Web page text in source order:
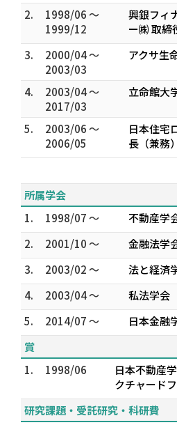
2.
1998/06 ～
1999/12
興銀フィ
ー㈱ 取締
3.
2000/04 ～
2003/03
アクサ生
4.
2003/04 ～
2017/03
立命館大
5.
2003/06 ～
2006/05
日本住宅
長（兼務）
所属学会
1.
1998/07 ～
不動産学
2.
2001/10 ～
金融法学
3.
2003/02 ～
法と経済
4.
2003/04 ～
私法学会
5.
2014/07 ～
日本金融
賞
1.
1998/06
日本不動産
クチャード
研究課題・受託研究・科研費